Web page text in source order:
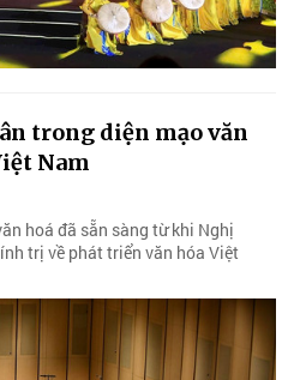
trong diện mạo văn
Nam
hoá đã sẵn sàng từ khi Nghị
trị về phát triển văn hóa Việt